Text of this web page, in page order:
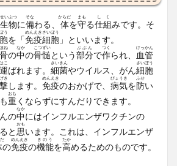
生物
せいぶつ
に備
そな
わる、 体
からだ
を守
まも
る仕組
しく
みです。そ
う
を「免疫
めんえき
細胞
さいぼう
」といいます。
骨
ほね
の中
なか
の骨髄
こつずい
という部分
ぶぶん
で作
つく
られ、 血管
けっかん
運
はこ
ばれます。 細菌
さいきん
やウイルス、がん細胞
さいぼう
き
します。 免疫
めんえき
のおかげで、 病気
びょうき
を防
ふせ
い
重
おも
くならずにすんだりできます。
の中
なか
にはインフルエンザワクチンの
と 思
おも
います。これは、インフルエンザ
の免疫
めんえき
の機能
きのう
を高
たか
めるためのものです。